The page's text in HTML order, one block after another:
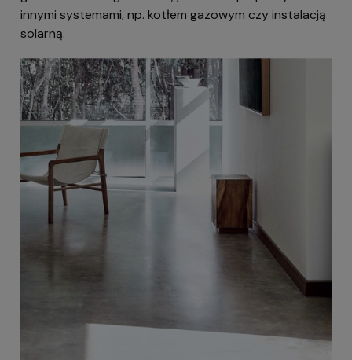
innymi systemami, np. kotłem gazowym czy instalacją
solarną.